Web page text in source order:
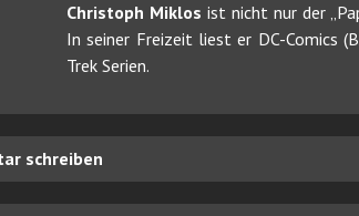
Christoph Miklos ist nicht nur der
In seiner Freizeit liest er DC-Comics
Trek Serien.
schreiben